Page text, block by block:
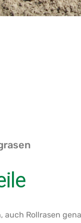
auch Rollrasen